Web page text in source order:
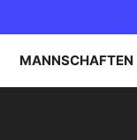
MANNSCHAFTEN